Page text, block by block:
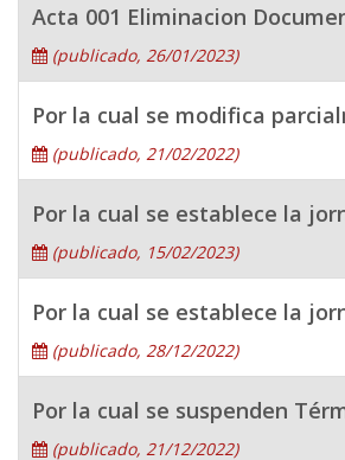
Acta 001 Eliminacion
(publicado, 26/01/2023)
Por la cual se modifica
(publicado, 21/02/2022)
Por la cual se establece la
(publicado, 15/02/2023)
Por la cual se establece la
(publicado, 28/12/2022)
Por la cual se suspenden
(publicado, 21/12/2022)